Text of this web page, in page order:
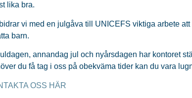
lika bra.
bidrar vi med en julgåva till UNICEFS viktiga arbete
barn.
annandag jul och nyårsdagen har kontoret
du få tag i oss på obekväma tider kan du vara
OSS HÄR